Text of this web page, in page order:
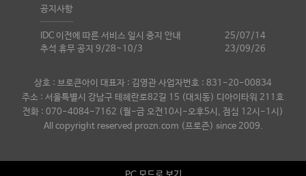
공지사항
IDC 이전에 따른 서비스 일시 중지 안내
25/07/14
추석 휴무 공지 9/28~10/3
23/09/26
상호 : 브로큰아이 대표자 : 김영관 사업자번호 : 831-20-00834
주소 : 서울특별시 강남구 테헤란로82길 15 (대치동) 디아이타워 211호
전화 : 070-4084-7162 (월-금 오전10시-오후5시, 점심 12시-1시)
All copyright reserved prozn.com (프로즌) since 2009.